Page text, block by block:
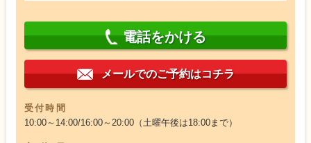
電話をかける
メールでのご予約はコチラ
受付時間
10:00～14:00/16:00～20:00（土曜午後は18:00まで）